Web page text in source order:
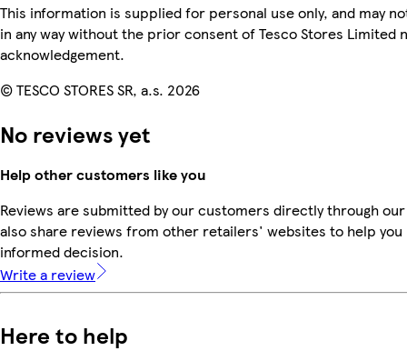
This information is supplied for personal use only, and may
in any way without the prior consent of Tesco Stores Limited
acknowledgement.
© TESCO STORES SR, a.s. 2026
No reviews yet
Help other customers like you
Reviews are submitted by our customers directly through
also share reviews from other retailers' websites to help you
informed decision.
Write a review
Here to help